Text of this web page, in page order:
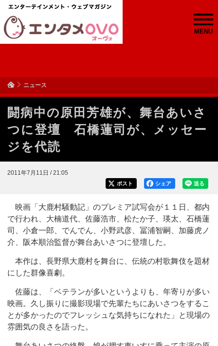
MENU
ニュース
闘病中の原田芳雄が、舞台あいさ
つに登壇 石橋蓮司が、メッセー
ジを代読
2011年7月11日 / 21:05
送る
シェア
ポスト
映画「大鹿村騒動記」のプレミア試写会が１１日、都内
で行われ、大楠道代、佐藤浩市、松たか子、瑛太、石橋蓮
司、小倉一郎、でんでん、小野武彦、冨浦智嗣、加藤虎ノ
介、阪本順治監督が舞台あいさつに登壇した。
本作は、長野県大鹿村を舞台に、伝統の村歌舞伎を題材
にした群像喜劇。
佐藤は、「ベテランが多いというよりも、年寄りが多い
映画。久し振りに撮影現場で先輩たちにあいさつをするこ
とが多かったのでフレッシュな気持ちになれた」と現場の
雰囲気の良さを語った。